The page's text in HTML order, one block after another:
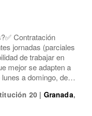
Contratación
jornadas (parciales
de trabajar en
mejor se adapten a
a domingo, de
la semana y dos días
20 | Granada,